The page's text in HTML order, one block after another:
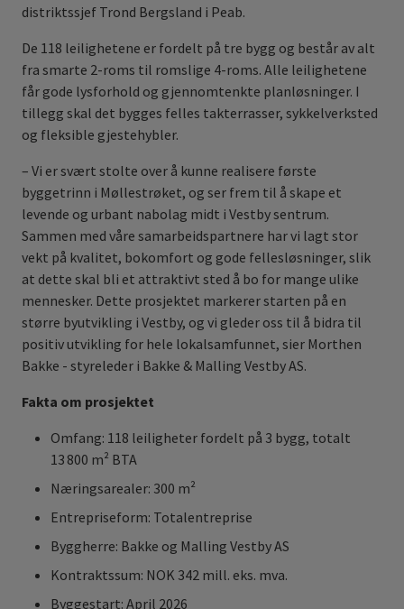
distriktssjef Trond Bergsland i Peab.
De 118 leilighetene er fordelt på tre bygg og består av alt
fra smarte 2‑roms til romslige 4‑roms. Alle leilighetene
får gode lysforhold og gjennomtenkte planløsninger. I
tillegg skal det bygges felles takterrasser, sykkelverksted
og fleksible gjestehybler.
– Vi er svært stolte over å kunne realisere første
byggetrinn i Møllestrøket, og ser frem til å skape et
levende og urbant nabolag midt i Vestby sentrum.
Sammen med våre samarbeidspartnere har vi lagt stor
vekt på kvalitet, bokomfort og gode fellesløsninger, slik
at dette skal bli et attraktivt sted å bo for mange ulike
mennesker. Dette prosjektet markerer starten på en
større byutvikling i Vestby, og vi gleder oss til å bidra til
positiv utvikling for hele lokalsamfunnet, sier Morthen
Bakke - styreleder i Bakke & Malling Vestby AS.
Fakta om prosjektet
Omfang: 118 leiligheter fordelt på 3 bygg, totalt
13 800 m² BTA
Næringsarealer: 300 m²
Entrepriseform: Totalentreprise
Byggherre: Bakke og Malling Vestby AS
Kontraktssum: NOK 342 mill. eks. mva.
Byggestart: April 2026